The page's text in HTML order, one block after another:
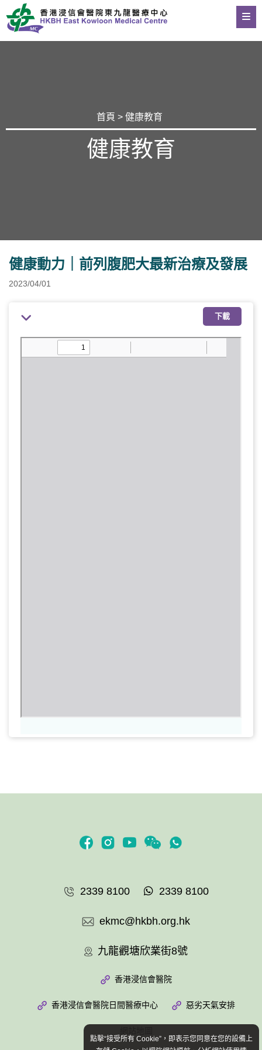
首頁 > 健康教育
健康教育
健康動力｜前列腹肥大最新治療及發展
2023/04/01
下載
2339 8100 2339 8100
ekmc@hkbh.org.hk
九龍觀塘欣業街8號
香港浸信會醫院
香港浸信會醫院日間醫療中心 惡劣天氣安排
點擊“接受所有 Cookie”，即表示您同意在您的設備上